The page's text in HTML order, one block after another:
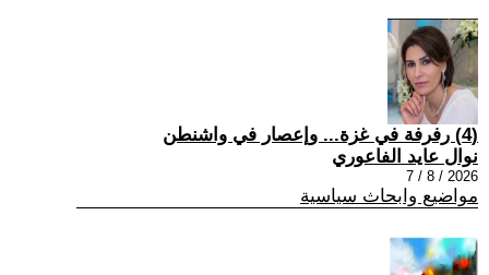
(4) رفرفة في غزة... وإعصار في واشنطن
نوال عايد الفاعوري
2026 / 8 / 7
مواضيع وابحاث سياسية